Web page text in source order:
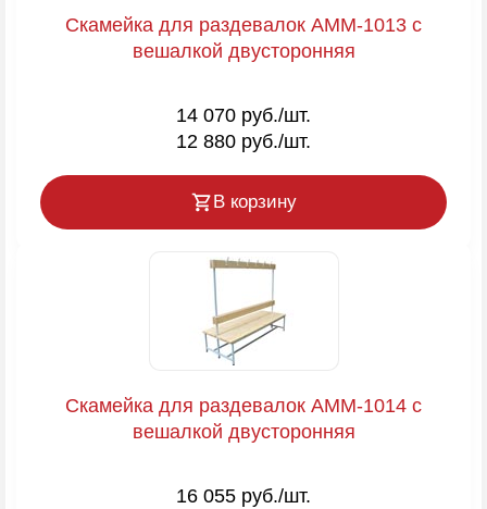
Скамейка для раздевалок AMM-1013 с
вешалкой двусторонняя
14 070 руб./шт.
12 880 руб./шт.
В корзину
Скамейка для раздевалок AMM-1014 с
вешалкой двусторонняя
16 055 руб./шт.